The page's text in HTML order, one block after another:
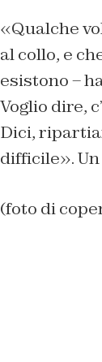
«Qualche
al collo, e
esistono –
Voglio dire,
Dici,
difficile».
(foto di